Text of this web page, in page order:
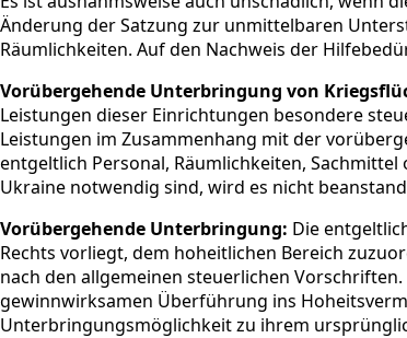
Änderung der Satzung zur unmittelbaren
Räumlichkeiten. Auf den Nachweis der
Vorübergehende Unterbringung von
Leistungen dieser Einrichtungen besondere
Leistungen im Zusammenhang mit der
entgeltlich Personal, Räumlichkeiten,
Ukraine notwendig sind, wird es nicht
Vorübergehende Unterbringung: Die
Rechts vorliegt, dem hoheitlichen Bereich
nach den allgemeinen steuerlichen
gewinnwirksamen Überführung ins
Unterbringungsmöglichkeit zu ihrem